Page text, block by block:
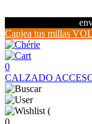
Canjea tus millas
0
CALZADO
(
0